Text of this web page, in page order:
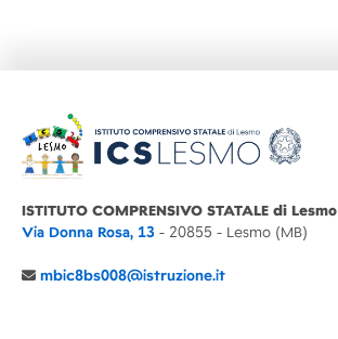
ISTITUTO COMPRENSIVO STATALE di Lesmo
Via Donna Rosa, 13 - 20855 - Lesmo (MB)
mbic8bs008@istruzione.it